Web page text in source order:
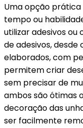
Uma opção
tempo ou
utilizar adesivos ou
de adesivos, desde
elaborados, com
permitem criar
sem precisar de
ambos são ótimas
decoração das
ser facilmente